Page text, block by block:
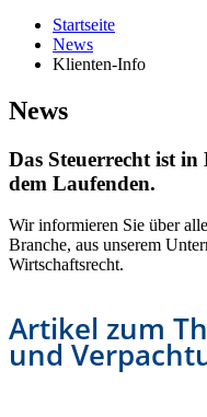
Startseite
News
Klienten-Info
News
Das Steuerrecht ist
dem Laufenden.
Wir informieren Sie über
Branche, aus unserem
Wirtschaftsrecht.
Artikel zum
und